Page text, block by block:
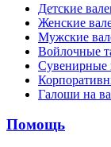
Детские
Женские
Мужские
Войлочные
Сувенирные
Галоши на
Помощь